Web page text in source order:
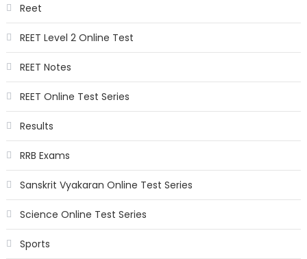
Reet
REET Level 2 Online Test
REET Notes
REET Online Test Series
Results
RRB Exams
Sanskrit Vyakaran Online Test Series
Science Online Test Series
Sports